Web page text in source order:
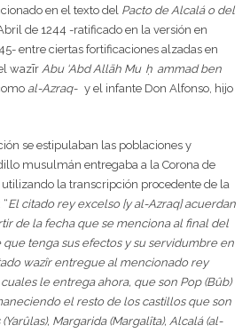
en el texto del Pacto de Alcalá o del
de 1244 -ratificado en la versión en
entre ciertas fortificaciones alzadas en
wazīr Abu ‘Abd Allāh Mu ḥ ammad ben
al-Azraq- y el infante Don Alfonso, hijo
se estipulaban las poblaciones y
musulmán entregaba a la Corona de
la transcripción procedente de la
El citado rey excelso [y al-Azraq] acuerdan
de la fecha que se menciona al final del
tenga sus efectos y su servidumbre en
wazîr entregue al mencionado rey
le entrega ahora, que son Pop (Bûb)
el resto de los castillos que son
Margarida (Margalîta), Alcalá (al-